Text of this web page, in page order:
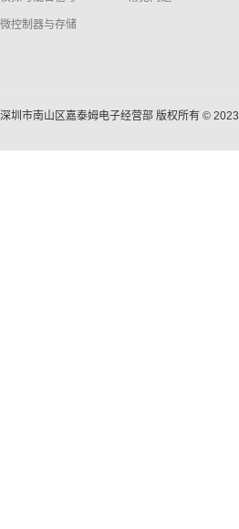
微控制器与存储
深圳市南山区嘉泰姆电子经营部 版权所有 © 2023